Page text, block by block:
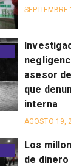
asesor
que
interna
AGOSTO 19,
Los
de